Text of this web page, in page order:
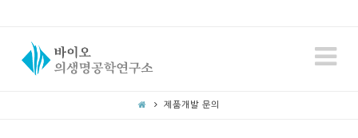
제품개발 문의